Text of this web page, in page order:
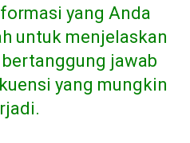
yang Anda
untuk menjelaskan
jawab
yang mungkin